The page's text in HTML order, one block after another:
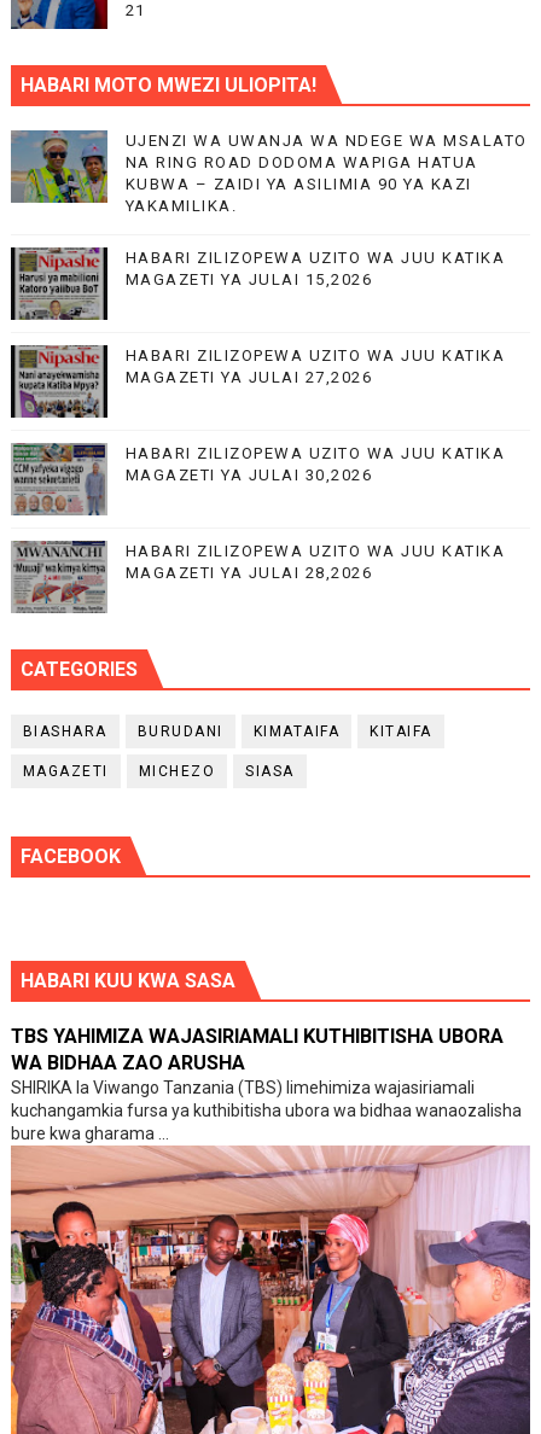
21
HABARI MOTO MWEZI ULIOPITA!
UJENZI WA UWANJA WA NDEGE WA MSALATO
NA RING ROAD DODOMA WAPIGA HATUA
KUBWA – ZAIDI YA ASILIMIA 90 YA KAZI
YAKAMILIKA.
HABARI ZILIZOPEWA UZITO WA JUU KATIKA
MAGAZETI YA JULAI 15,2026
HABARI ZILIZOPEWA UZITO WA JUU KATIKA
MAGAZETI YA JULAI 27,2026
HABARI ZILIZOPEWA UZITO WA JUU KATIKA
MAGAZETI YA JULAI 30,2026
HABARI ZILIZOPEWA UZITO WA JUU KATIKA
MAGAZETI YA JULAI 28,2026
CATEGORIES
BIASHARA BURUDANI KIMATAIFA KITAIFA
MAGAZETI MICHEZO SIASA
FACEBOOK
HABARI KUU KWA SASA
TBS YAHIMIZA WAJASIRIAMALI KUTHIBITISHA UBORA
WA BIDHAA ZAO ARUSHA
SHIRIKA la Viwango Tanzania (TBS) limehimiza wajasiriamali
kuchangamkia fursa ya kuthibitisha ubora wa bidhaa wanaozalisha
bure kwa gharama ...